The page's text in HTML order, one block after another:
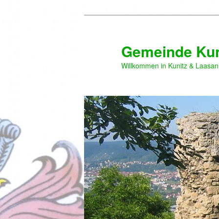
Gemeinde
Willkommen in Kunitz & Laasan